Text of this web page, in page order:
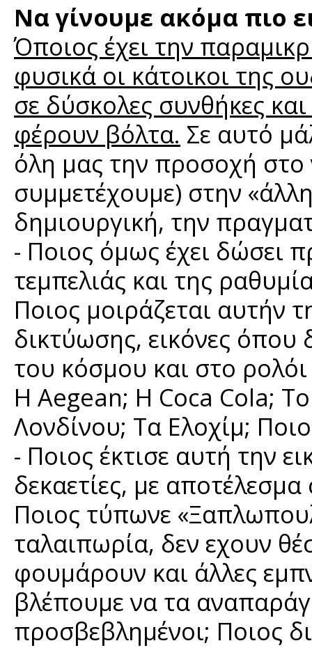
Να γίνουμε ακόμα πιο
Όποιος έχει την
φυσικά οι κάτοικοι της
σε δύσκολες συνθήκες
φέρουν βόλτα. Σε αυτό
όλη μας την προσοχή
συμμετέχουμε) στην
δημιουργική, την
- Ποιος όμως έχει δώσει
τεμπελιάς και της
Ποιος μοιράζεται αυτήν
δικτύωσης, εικόνες
του κόσμου και στο ρολόι
Η Aegean; Η Coca Cola;
Λονδίνου; Τα Ελοχίμ;
- Ποιος έκτισε αυτή την
δεκαετίες, με
Ποιος τύπωνε
ταλαιπωρία, δεν εχουν
φουμάρουν και άλλες
βλέπουμε να τα
προσβεβλημένοι; Ποιος